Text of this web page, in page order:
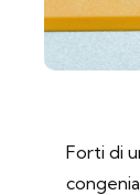
Forti di